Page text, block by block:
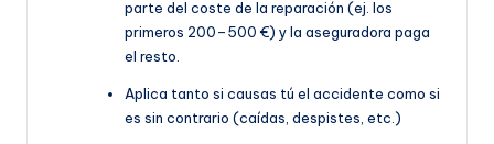
parte del coste de la reparación (ej. los
primeros 200–500 €) y la aseguradora paga
el resto.
Aplica tanto si causas tú el accidente como si
es sin contrario (caídas, despistes, etc.)